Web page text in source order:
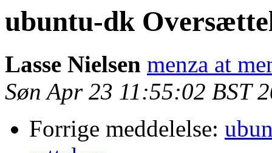
ubuntu-dk
Lasse Nielsen menza at
Søn Apr 23 11:55:02 BST
Forrige meddelelse: